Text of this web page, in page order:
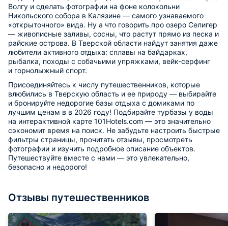
Волгу и сделать фотографии на фоне колокольни
Никольского собора в Калязине — самого узнаваемого
«открыточного» вида. Ну а что говорить про озеро Селигер
— живописные заливы, сосны, что растут прямо из песка и
райские острова. В Тверской области найдут занятия даже
любители активного отдыха: сплавы на байдарках,
рыбалка, походы с собачьими упряжками, вейк-серфинг
и горнолыжный спорт.
Присоединяйтесь к числу путешественников, которые
влюбились в Тверскую область и ее природу — выбирайте
и бронируйте недорогие базы отдыха с домиками по
лучшим ценам в в 2026 году! Подбирайте турбазы у воды
на интерактивной карте 101Hotels.com — это значительно
сэкономит время на поиск. Не забудьте настроить быстрые
фильтры страницы, прочитать отзывы, просмотреть
фотографии и изучить подробное описание объектов.
Путешествуйте вместе с нами — это увлекательно,
безопасно и недорого!
Отзывы путешественников